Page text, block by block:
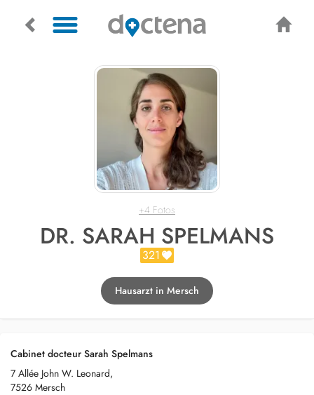
+4 Fotos
DR. SARAH SPELMANS
321
Hausarzt in Mersch
Cabinet docteur Sarah Spelmans
7 Allée John W. Leonard,
7526 Mersch